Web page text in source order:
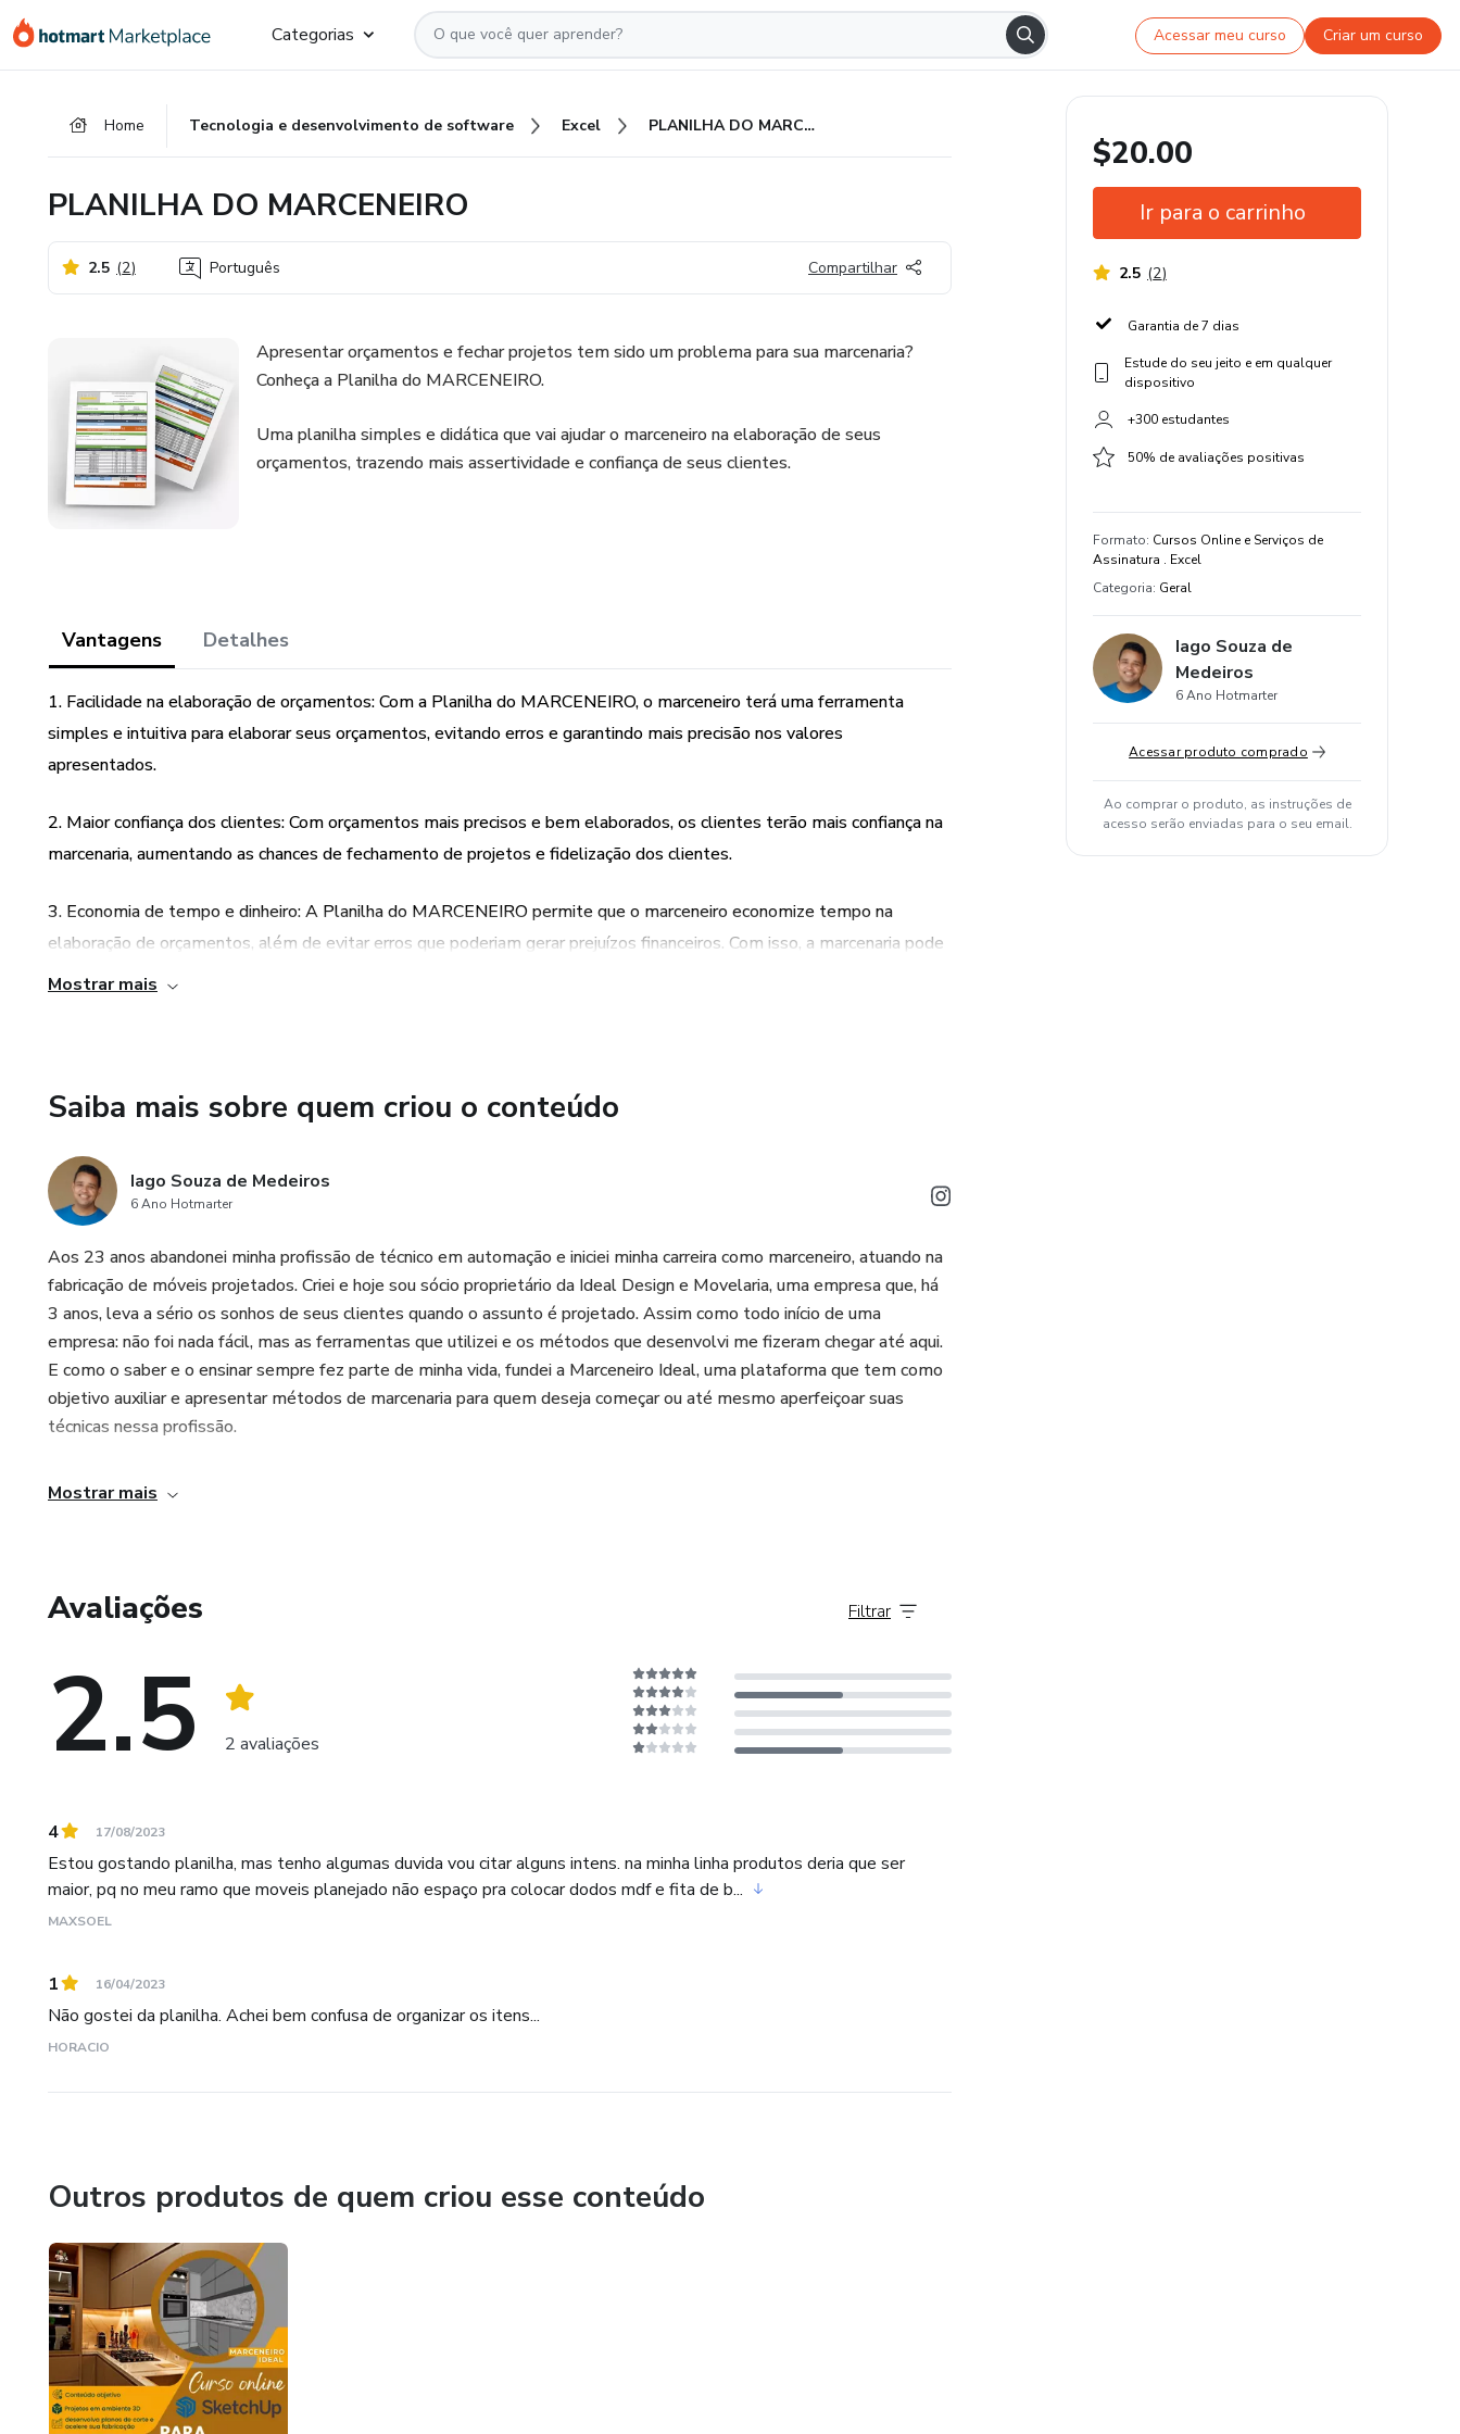
para
para
para
Categorias Acessar meu curso Criar um curso
Home Tecnologia e desenvolvimento de software Excel PLANILHA DO MARCENEIRO
PLANILHA DO MARCENEIRO
2.5 (2) Português Compartilhar
Apresentar orçamentos e fechar projetos tem sido um problema para sua marcenaria?
Conheça a Planilha do MARCENEIRO.
Uma planilha simples e didática que vai ajudar o marceneiro na elaboração de seus
orçamentos, trazendo mais assertividade e confiança de seus clientes.
Vantagens Detalhes
1. Facilidade na elaboração de orçamentos: Com a Planilha do MARCENEIRO, o marceneiro terá uma ferramenta
simples e intuitiva para elaborar seus orçamentos, evitando erros e garantindo mais precisão nos valores
apresentados.
2. Maior confiança dos clientes: Com orçamentos mais precisos e bem elaborados, os clientes terão mais confiança na
marcenaria, aumentando as chances de fechamento de projetos e fidelização dos clientes.
3. Economia de tempo e dinheiro: A Planilha do MARCENEIRO permite que o marceneiro economize tempo na
elaboração de orçamentos, além de evitar erros que poderiam gerar prejuízos financeiros. Com isso, a marcenaria pode
aumentar sua produtividade e rentabilidade.
Mostrar mais
Saiba mais sobre quem criou o conteúdo
Iago Souza de Medeiros
6 Ano Hotmarter
Aos 23 anos abandonei minha profissão de técnico em automação e iniciei minha carreira como marceneiro, atuando na
fabricação de móveis projetados. Criei e hoje sou sócio proprietário da Ideal Design e Movelaria, uma empresa que, há
3 anos, leva a sério os sonhos de seus clientes quando o assunto é projetado. Assim como todo início de uma
empresa: não foi nada fácil, mas as ferramentas que utilizei e os métodos que desenvolvi me fizeram chegar até aqui.
E como o saber e o ensinar sempre fez parte de minha vida, fundei a Marceneiro Ideal, uma plataforma que tem como
objetivo auxiliar e apresentar métodos de marcenaria para quem deseja começar ou até mesmo aperfeiçoar suas
técnicas nessa profissão.
Mostrar mais
Avaliações
2.5 2 avaliações
Filtrar
4 17/08/2023
Estou gostando planilha, mas tenho algumas duvida vou citar alguns intens. na minha linha produtos deria que ser
maior, pq no meu ramo que moveis planejado não espaço pra colocar dodos mdf e fita de b...
MAXSOEL
1 16/04/2023
Não gostei da planilha. Achei bem confusa de organizar os itens...
HORACIO
Outros produtos de quem criou esse conteúdo
$20.00
Ir para o carrinho
2.5 (2)
Garantia de 7 dias
Estude do seu jeito e em qualquer
dispositivo
+300 estudantes
50% de avaliações positivas
Formato: Cursos Online e Serviços de
Assinatura . Excel
Categoria: Geral
Iago Souza de
Medeiros
6 Ano Hotmarter
Acessar produto comprado
Ao comprar o produto, as instruções de
acesso serão enviadas para o seu email.